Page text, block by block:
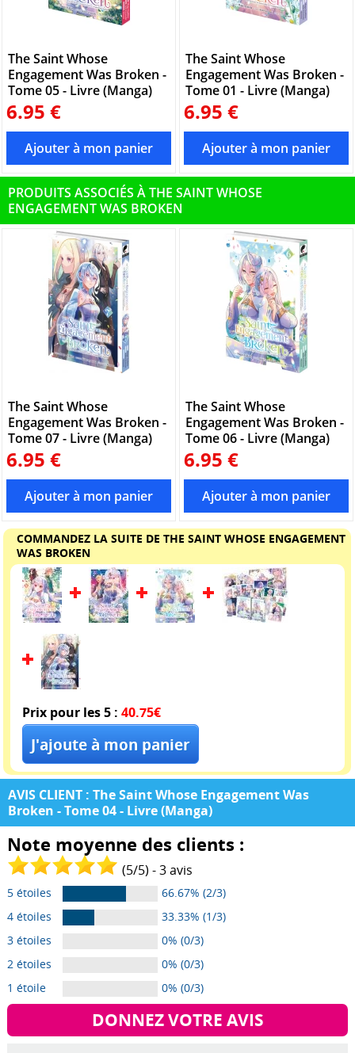
The Saint Whose
Engagement Was Broken -
Tome 05 - Livre (Manga)
6.95 €
The Saint Whose
Engagement Was Broken -
Tome 01 - Livre (Manga)
6.95 €
PRODUITS ASSOCIÉS À THE SAINT WHOSE
ENGAGEMENT WAS BROKEN
The Saint Whose
Engagement Was Broken -
Tome 07 - Livre (Manga)
6.95 €
The Saint Whose
Engagement Was Broken -
Tome 06 - Livre (Manga)
6.95 €
COMMANDEZ LA SUITE DE THE SAINT WHOSE ENGAGEMENT
WAS BROKEN
Prix pour les 5 : 40.75€
AVIS CLIENT : The Saint Whose Engagement Was
Broken - Tome 04 - Livre (Manga)
Note moyenne des clients :
(5/5) -3avis
5 étoiles
66.67% (2/3)
4 étoiles
33.33% (1/3)
3 étoiles
0% (0/3)
2 étoiles
0% (0/3)
1 étoile
0% (0/3)
DONNEZ VOTRE AVIS